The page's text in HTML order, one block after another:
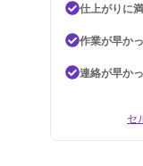
仕上がりに
作業が早か
連絡が早か
セ